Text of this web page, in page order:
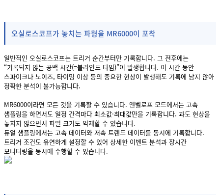
오실로스코프가 놓치는 파형을 MR6000이 포착
일반적인 오실로스코프는 트리거 순간부터만 기록합니다. 그 전후에는
“기록되지 않는 공백 시간(=블라인드 타임)”이 발생합니다. 이 시간 동안
스파이크나 노이즈, 타이밍 이상 등의 중요한 현상이 발생해도 기록에 남지 않아
정확한 분석이 불가능합니다.
MR6000이라면 모든 것을 기록할 수 있습니다. 엔벨로프 모드에서는 고속
샘플링을 하면서도 일정 간격마다 최소값·최대값만을 기록합니다. 과도 현상을
놓치지 않으면서 파일 크기도 억제할 수 있습니다.
듀얼 샘플링에서는 고속 데이터와 저속 트렌드 데이터를 동시에 기록합니다.
트리거 조건도 유연하게 설정할 수 있어 상세한 이벤트 분석과 장시간
모니터링을 동시에 수행할 수 있습니다.